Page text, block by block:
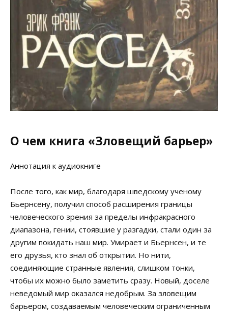
О чем книга «Зловещий барьер»
Аннотация к аудиокниге
После того, как мир, благодаря шведскому ученому
Бьернсену, получил способ расширения границы
человеческого зрения за пределы инфракрасного
диапазона, гении, стоявшие у разгадки, стали один за
другим покидать наш мир. Умирает и Бьернсен, и те
его друзья, кто знал об открытии. Но нити,
соединяющие странные явления, слишком тонки,
чтобы их можно было заметить сразу. Новый, доселе
неведомый мир оказался недобрым. За зловещим
барьером, создаваемым человеческим ограниченным